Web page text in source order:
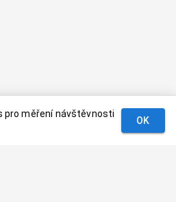
pro měření návštěvnosti
OK